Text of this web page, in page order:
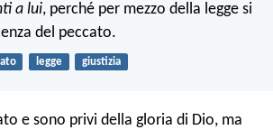
a lui, perché per mezzo della legge si
del peccato.
legge giustizia
e sono privi della gloria di Dio, ma